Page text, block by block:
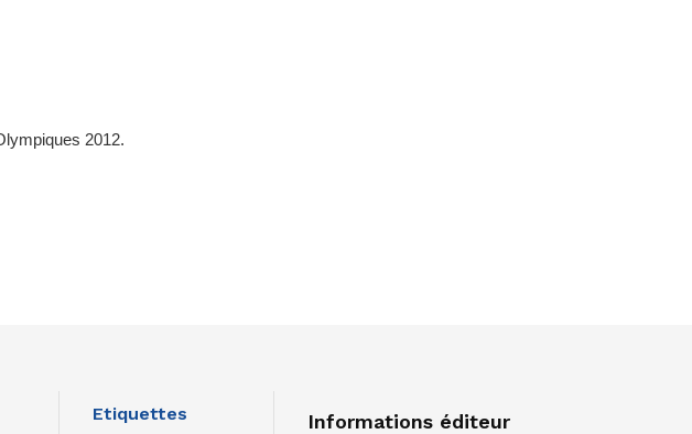
2012.
Etiquettes Informations éditeur